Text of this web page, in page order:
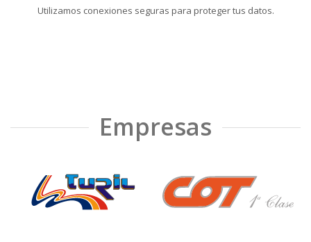
Utilizamos conexiones seguras para proteger tus datos.
Empresas
❮ ❯